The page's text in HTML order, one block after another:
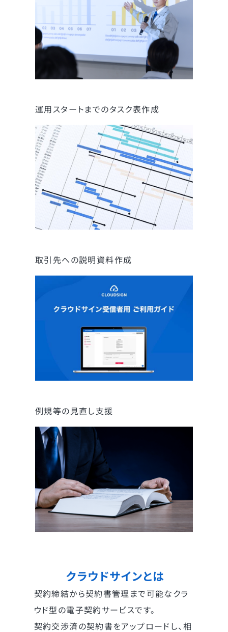
運用スタートまでのタスク表作成
取引先への説明資料作成
例規等の見直し支援
クラウドサインとは
契約締結から契約書管理まで可能なクラ
ウド型の電子契約サービスです。
契約交渉済の契約書をアップロードし、相